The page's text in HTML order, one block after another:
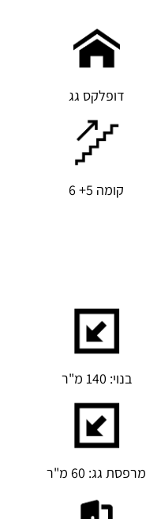
דופלקס גג
קומה 5+ 6
בנוי: 140 מ"ר
מרפסת גג: 60 מ"ר